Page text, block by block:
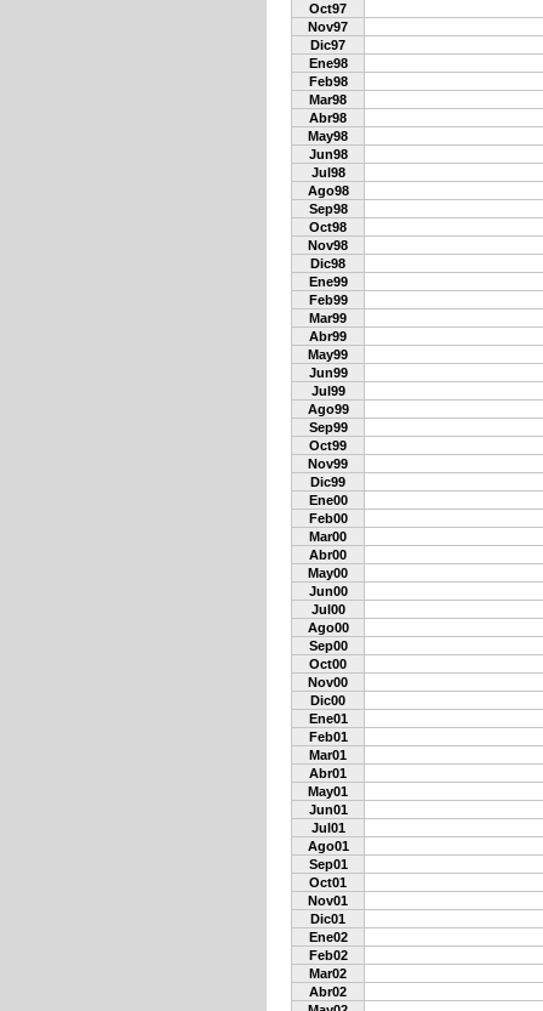
Oct97
Nov97
Dic97
Ene98
Feb98
Mar98
Abr98
May98
Jun98
Jul98
Ago98
Sep98
Oct98
Nov98
Dic98
Ene99
Feb99
Mar99
Abr99
May99
Jun99
Jul99
Ago99
Sep99
Oct99
Nov99
Dic99
Ene00
Feb00
Mar00
Abr00
May00
Jun00
Jul00
Ago00
Sep00
Oct00
Nov00
Dic00
Ene01
Feb01
Mar01
Abr01
May01
Jun01
Jul01
Ago01
Sep01
Oct01
Nov01
Dic01
Ene02
Feb02
Mar02
Abr02